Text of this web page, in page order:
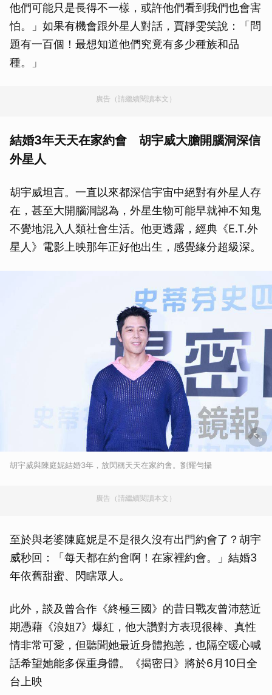
他們可能只是長得不一樣，或許他們看到我們也會害
怕。」如果有機會跟外星人對話，賈靜雯笑說：「問
題有一百個！最想知道他們究竟有多少種族和品
種。」
廣告（請繼續閱讀本文）
結婚3年天天在家約會 胡宇威大膽開腦洞深信
外星人
胡宇威坦言。一直以來都深信宇宙中絕對有外星人存
在，甚至大開腦洞認為，外星生物可能早就神不知鬼
不覺地混入人類社會生活。他更透露，經典《E.T.外
星人》電影上映那年正好他出生，感覺緣分超級深。
胡宇威與陳庭妮結婚3年，放閃稱天天在家約會。劉耀勻攝
廣告（請繼續閱讀本文）
至於與老婆陳庭妮是不是很久沒有出門約會了？胡宇
威秒回：「每天都在約會啊！在家裡約會。」結婚3
年依舊甜蜜、閃瞎眾人。
此外，談及曾合作《終極三國》的昔日戰友曾沛慈近
期憑藉《浪姐7》爆紅，他大讚對方表現很棒、真性
情非常可愛，但聽聞她最近身體抱恙，也隔空暖心喊
話希望她能多保重身體。《揭密日》將於6月10日全
台上映